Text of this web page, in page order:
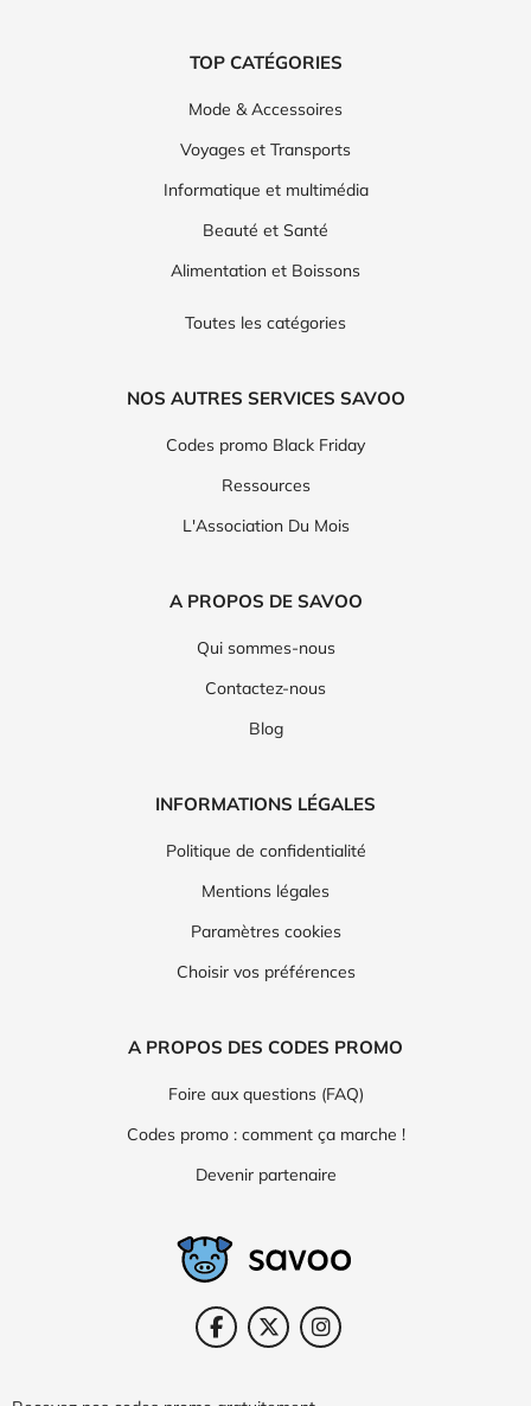
TOP CATÉGORIES
Mode & Accessoires
Voyages et Transports
Informatique et multimédia
Beauté et Santé
Alimentation et Boissons
Toutes les catégories
NOS AUTRES SERVICES SAVOO
Codes promo Black Friday
Ressources
L'Association Du Mois
A PROPOS DE SAVOO
Qui sommes-nous
Contactez-nous
Blog
INFORMATIONS LÉGALES
Politique de confidentialité
Mentions légales
Paramètres cookies
Choisir vos préférences
A PROPOS DES CODES PROMO
Foire aux questions (FAQ)
Codes promo : comment ça marche !
Devenir partenaire